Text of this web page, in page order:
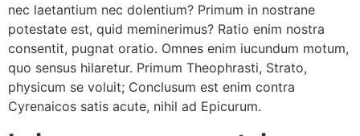
nec laetantium nec dolentium? Primum in nostrane
potestate est, quid meminerimus? Ratio enim nostra
consentit, pugnat oratio. Omnes enim iucundum motum,
quo sensus hilaretur. Primum Theophrasti, Strato,
physicum se voluit; Conclusum est enim contra
Cyrenaicos satis acute, nihil ad Epicurum.